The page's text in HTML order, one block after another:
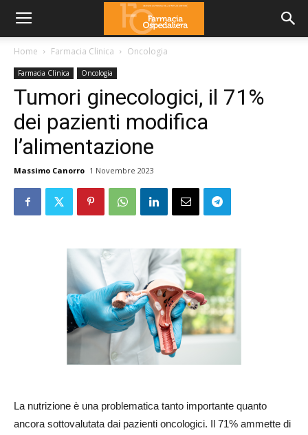
Home Farmacia Clinica Oncologia
Farmacia Clinica Oncologia
Tumori ginecologici, il 71%
dei pazienti modifica
l’alimentazione
Massimo Canorro 1 Novembre 2023
La nutrizione è una problematica tanto importante quanto
ancora sottovalutata dai pazienti oncologici. Il 71% ammette di